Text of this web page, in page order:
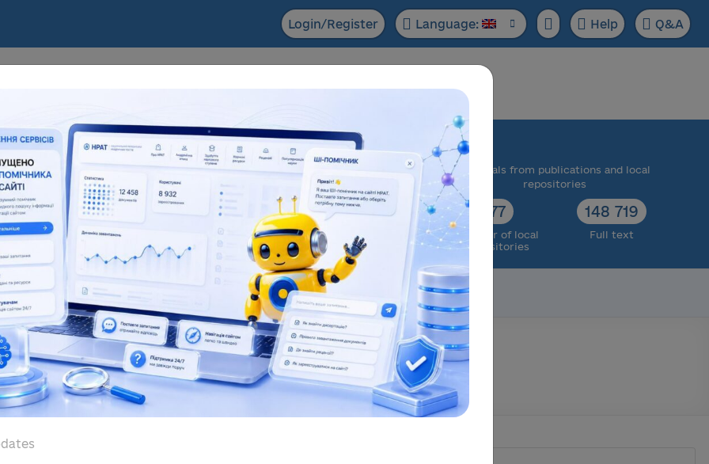
Login/Register Language: Help Q&A
ACADEMIC
The NRAT database:
in the field of scientific and
and technical activities
155
number
138 083
Full text
Dissertations for obtaining scientific
degrees and abstracts
181 945
Total number
173 174
Full text
Materials from publications and local
repositories
77
Number of local
repositories
148 719
Full text
resources Reviews Popularization of science Scientific data